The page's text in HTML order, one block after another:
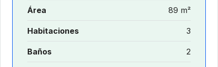
Área 89 m²
Habitaciones 3
Baños 2